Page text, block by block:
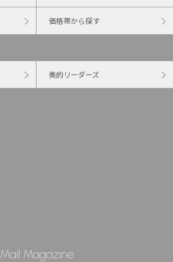
価格帯から探す
美的リーダーズ
Mail Magazine